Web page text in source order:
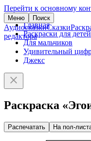
Перейти к основному
Меню Поиск
АудиосказкиСказки
редактора
Главная
Раскраски для детей
Для мальчиков
Удивительный
Джекс
Раскраска
Распечатать На пол-